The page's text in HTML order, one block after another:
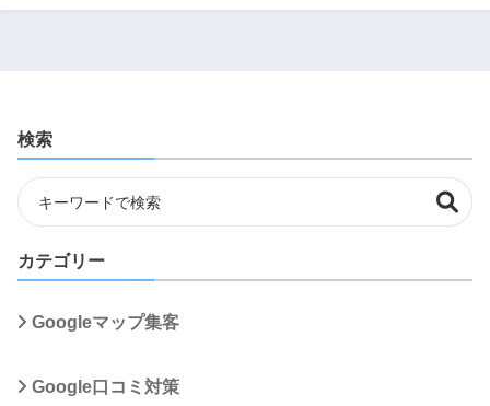
検索
カテゴリー
Googleマップ集客
Google口コミ対策